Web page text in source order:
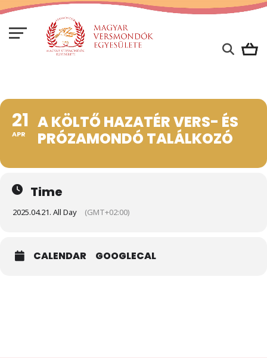
21
APR
A KÖLTŐ HAZATÉR VERS- ÉS
PRÓZAMONDÓ TALÁLKOZÓ
Time
2025.04.21. All Day (GMT+02:00)
CALENDAR GOOGLECAL